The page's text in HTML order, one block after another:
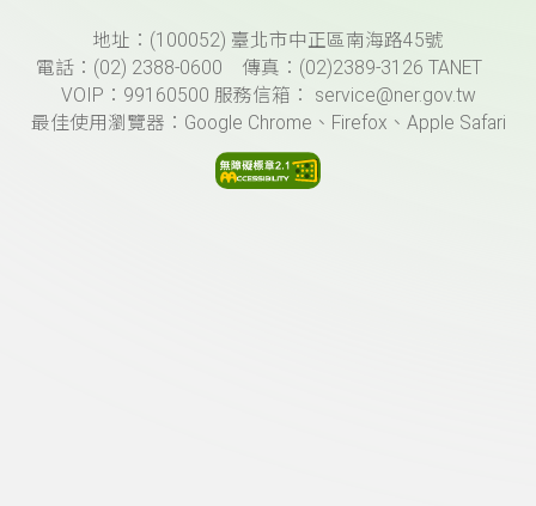
頁尾資訊地址：(100052) 臺北市中正區南海路45號
電話：(02) 2388-0600 傳真：(02)2389-3126 TANET
VOIP：99160500 服務信箱： service@ner.gov.tw
最佳使用瀏覽器：Google Chrome、Firefox、Apple Safari